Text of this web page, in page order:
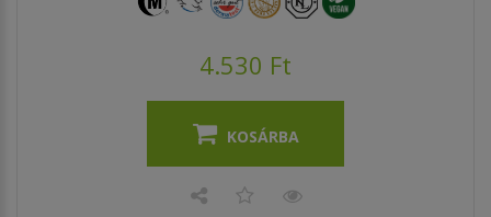
4.530 Ft
KOSÁRBA